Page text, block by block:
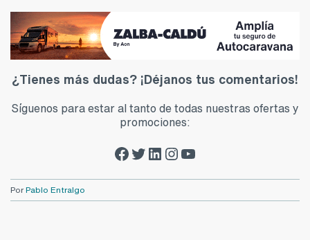
¿Tienes más dudas? ¡Déjanos tus comentarios!
Síguenos para estar al tanto de todas nuestras ofertas y
promociones:
Facebook Zalba-Caldú
Twitter Zalba-Caldú
LinkedIn Zalba-Caldú
Instagram Zalba-CaldúYouTube Zalba-Caldú
PorPablo Entralgo